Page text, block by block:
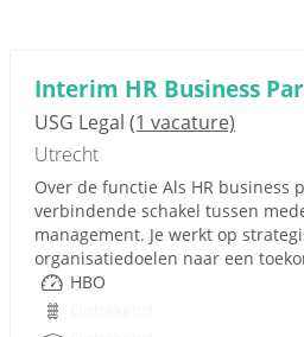
Interim HR Business
USG Legal (1 vacature)
Utrecht
Over de functie Als HR business
verbindende schakel tussen
management. Je werkt op
organisatiedoelen naar een
HBO